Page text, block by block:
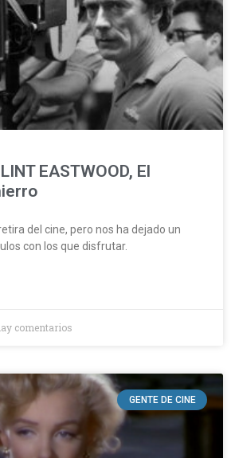
EASTWOOD, El
del cine, pero nos ha dejado un
con los que disfrutar.
comentarios
GENTE DE CINE